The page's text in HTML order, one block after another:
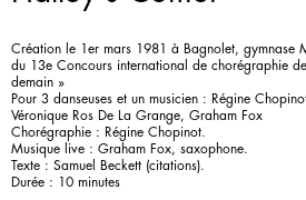
Création le 1er mars 1981 à Bagnolet, gymnase
du 13e Concours international de chorégraphie
demain »
Pour 3 danseuses et un musicien : Régine
Véronique Ros De La Grange, Graham Fox
Chorégraphie : Régine Chopinot.
Musique live : Graham Fox, saxophone.
Texte : Samuel Beckett (citations).
Durée : 10 minutes